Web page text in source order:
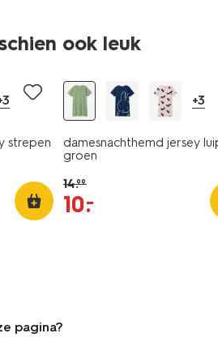
ook leuk
strepen
sale
+3
damesnachthemd jersey
groen
14.99
10.
–
pagina?